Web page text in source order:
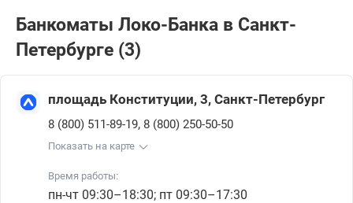
Банкоматы Локо-Банкa в Санкт-
Петербурге (3)
площадь Конституции, 3, Санкт-Петербург
8 (800) 511-89-19, 8 (800) 250-50-50
Показать на карте
Время работы:
пн-чт 09:30–18:30; пт 09:30–17:30